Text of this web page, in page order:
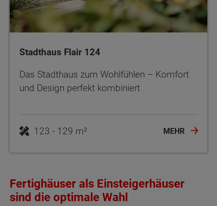
Stadthaus Flair 124
Das Stadthaus zum Wohlfühlen – Komfort
und Design perfekt kombiniert
123 - 129 m² MEHR
Fertighäuser als Einsteigerhäuser
sind die optimale Wahl